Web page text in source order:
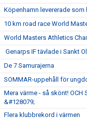
Köpenhamn levererade som
10 km road race World
World Masters Athletics
Genarps IF tävlade i Sankt
De 7 Samurajerna
SOMMAR-uppehåll för
Mera värme - så skönt! OCH
&#128079;
Flera klubbrekord i värmen